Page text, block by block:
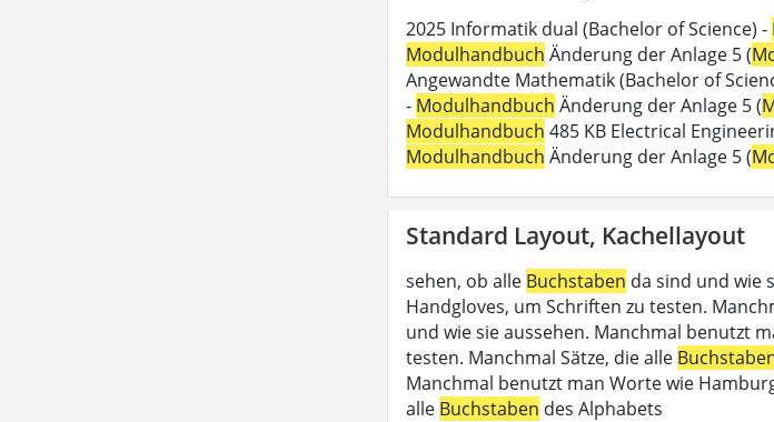
2025 Informatik dual (Bachelor of Science) -
Modulhandbuch Änderung der Anlage 5 (
Angewandte Mathematik (Bachelor of
- Modulhandbuch Änderung der Anlage 5 (
Modulhandbuch 485 KB Electrical
Modulhandbuch Änderung der Anlage 5 (
Standard Layout, Kachellayout
sehen, ob alle Buchstaben da sind und wie
Handgloves, um Schriften zu testen.
und wie sie aussehen. Manchmal benutzt
testen. Manchmal Sätze, die alle
Manchmal benutzt man Worte wie
alle Buchstaben des Alphabets